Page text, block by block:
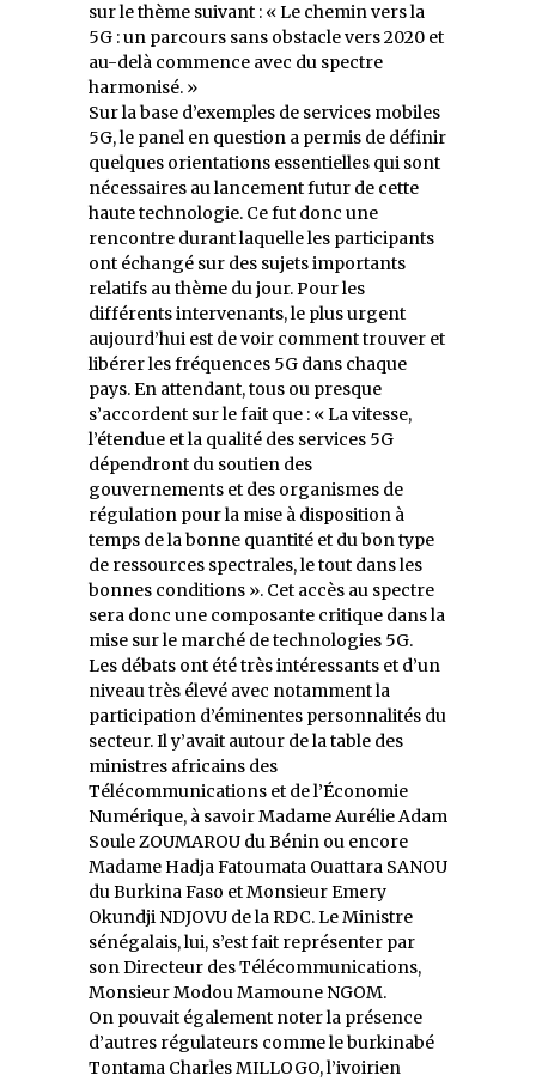
sur le thème suivant : « Le chemin vers la
5G : un parcours sans obstacle vers 2020 et
au-delà commence avec du spectre
harmonisé. »
Sur la base d’exemples de services mobiles
5G, le panel en question a permis de définir
quelques orientations essentielles qui sont
nécessaires au lancement futur de cette
haute technologie. Ce fut donc une
rencontre durant laquelle les participants
ont échangé sur des sujets importants
relatifs au thème du jour. Pour les
différents intervenants, le plus urgent
aujourd’hui est de voir comment trouver et
libérer les fréquences 5G dans chaque
pays. En attendant, tous ou presque
s’accordent sur le fait que : « La vitesse,
l’étendue et la qualité des services 5G
dépendront du soutien des
gouvernements et des organismes de
régulation pour la mise à disposition à
temps de la bonne quantité et du bon type
de ressources spectrales, le tout dans les
bonnes conditions ». Cet accès au spectre
sera donc une composante critique dans la
mise sur le marché de technologies 5G.
Les débats ont été très intéressants et d’un
niveau très élevé avec notamment la
participation d’éminentes personnalités du
secteur. Il y’avait autour de la table des
ministres africains des
Télécommunications et de l’Économie
Numérique, à savoir Madame Aurélie Adam
Soule ZOUMAROU du Bénin ou encore
Madame Hadja Fatoumata Ouattara SANOU
du Burkina Faso et Monsieur Emery
Okundji NDJOVU de la RDC. Le Ministre
sénégalais, lui, s’est fait représenter par
son Directeur des Télécommunications,
Monsieur Modou Mamoune NGOM.
On pouvait également noter la présence
d’autres régulateurs comme le burkinabé
Tontama Charles MILLOGO, l’ivoirien